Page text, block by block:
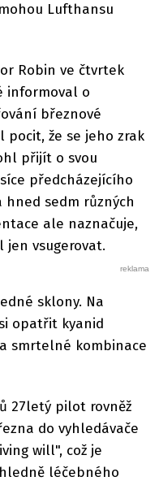
Lufthansu
Robin ve čtvrtek
informoval o
březnové
pocit, že se jeho zrak
přijít o svou
předcházejícího
sedm různých
ale naznačuje,
jen vsugerovat.
sklony. Na
opatřit kyanid
smrtelné kombinace
27letý pilot rovněž
do vyhledávače
will", což je
léčebného